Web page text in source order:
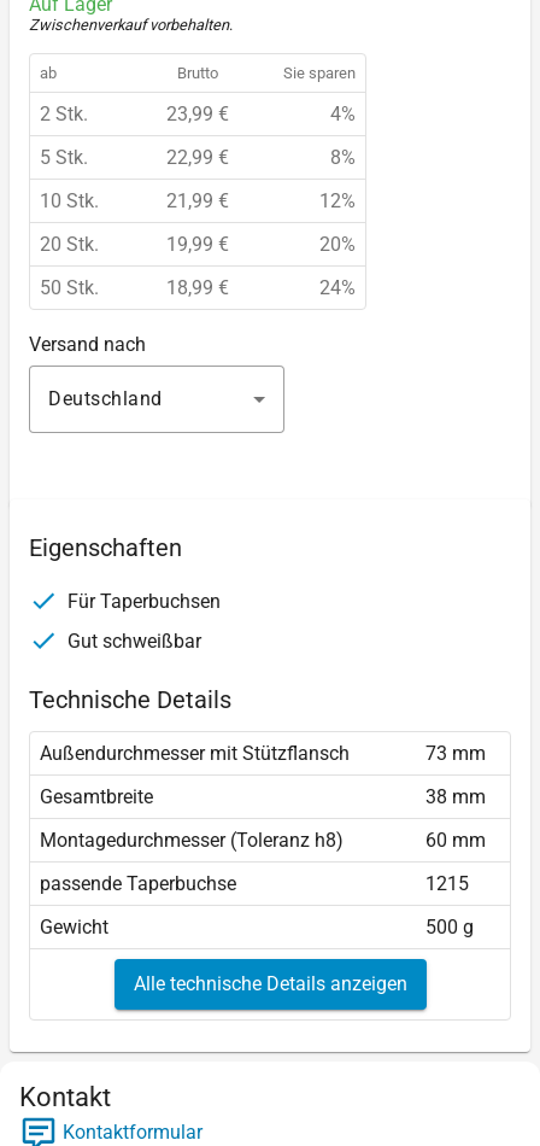
Zwischenverkauf vorbehalten.
ab Brutto Sie sparen
2 Stk. 23,99 €
4%
5 Stk.
22,99 €
8%
10 Stk.
21,99 €
12%
20 Stk.
19,99 €
20%
50 Stk.
18,99 € 24%
Versand nach
Deutschland
Eigenschaften
Für Taperbuchsen
Gut schweißbar
Technische Details
Außendurchmesser mit Stützflansch
73 mm
Gesamtbreite
38 mm
Montagedurchmesser (Toleranz h8)
60 mm
passende Taperbuchse
1215
Gewicht
500 g
Alle technische Details anzeigen
Kontakt
Kontaktformular